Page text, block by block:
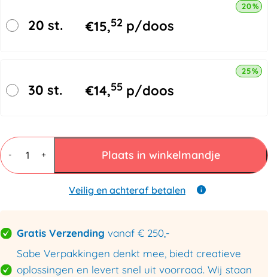
20 st. €15,52 p/doos
20%
30 st. €14,55 p/doos
25%
-
Luchtkussen
Enveloppen
G/17
240x330mm
+ Plaats in winkelmandje
Veilig en achteraf betalen
Gratis Verzending vanaf € 250,-
Sabe Verpakkingen denkt mee, biedt creatieve
oplossingen en levert snel uit voorraad. Wij staan